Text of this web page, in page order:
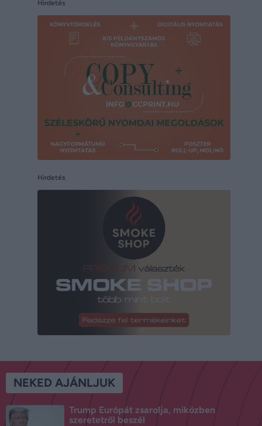
Hirdetés
Hirdetés
NEKED AJÁNLJUK
Trump Európát zsarolja, miközben
szeretetről beszél